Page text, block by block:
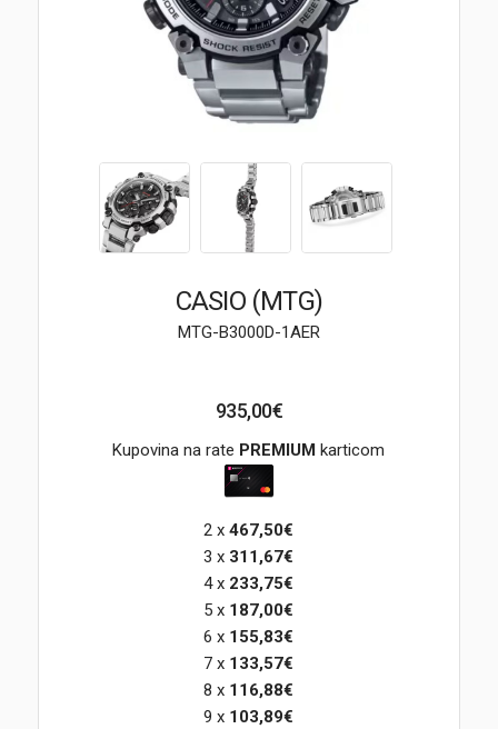
Diamond
POKLON VAUČER
CASIO (MTG)
MTG-B3000D-1AER
935,00€
Kupovina na rate PREMIUM karticom
2 x467,50€
3 x 311,67€
4 x 233,75€
5 x 187,00€
6 x 155,83€
7 x 133,57€
8 x 116,88€
9 x 103,89€